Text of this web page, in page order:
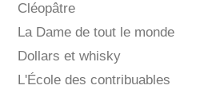
Cléopâtre
La Dame de tout le monde
Dollars et whisky
L'École des contribuables